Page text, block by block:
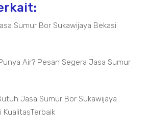
Sumur Bor Sukawijaya Bekasi
Air? Pesan Segera Jasa Sumur
Jasa Sumur Bor Sukawijaya
KualitasTerbaik